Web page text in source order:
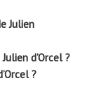
Julien
Julien d’Orcel ?
?